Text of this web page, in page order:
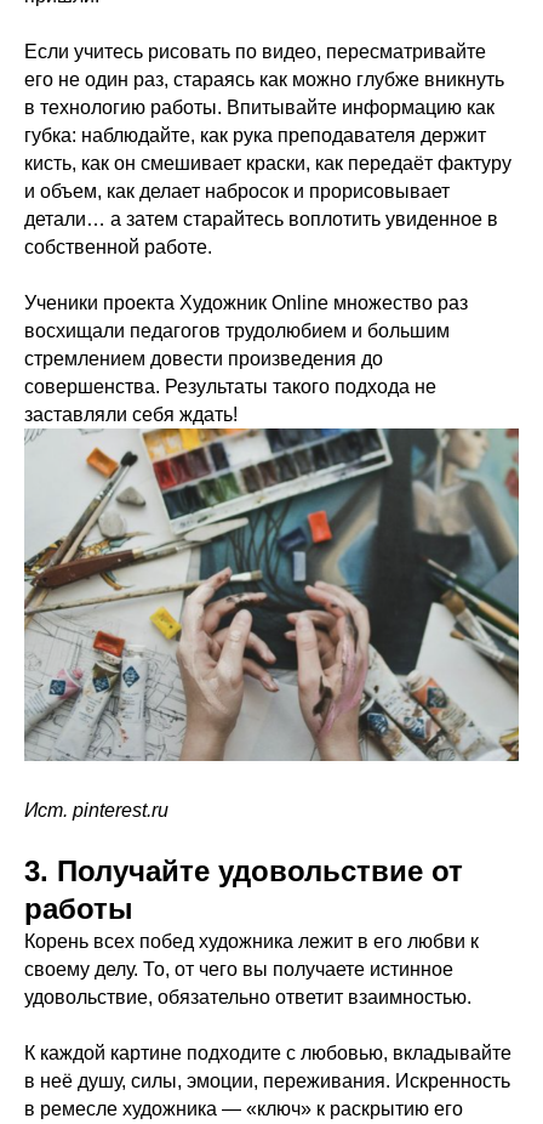
Если учитесь рисовать по видео, пересматривайте
его не один раз, стараясь как можно глубже вникнуть
в технологию работы. Впитывайте информацию как
губка: наблюдайте, как рука преподавателя держит
кисть, как он смешивает краски, как передаёт фактуру
и объем, как делает набросок и прорисовывает
детали… а затем старайтесь воплотить увиденное в
собственной работе.
Ученики проекта Художник Online множество раз
восхищали педагогов трудолюбием и большим
стремлением довести произведения до
совершенства. Результаты такого подхода не
заставляли себя ждать!
Ист. pinterest.ru
3. Получайте удовольствие от
работы
Корень всех побед художника лежит в его любви к
своему делу. То, от чего вы получаете истинное
удовольствие, обязательно ответит взаимностью.
К каждой картине подходите с любовью, вкладывайте
в неё душу, силы, эмоции, переживания. Искренность
в ремесле художника — «ключ» к раскрытию его